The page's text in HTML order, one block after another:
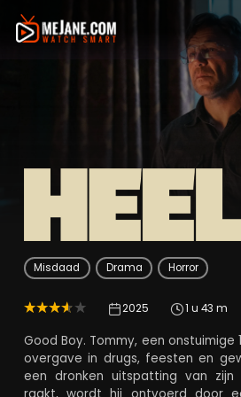
Misdaad Drama Horror
2025 1 u 43 m
Good Boy. Tommy, een onstuimige
overgave in drugs, feesten en
een dronken uitspatting van zijn